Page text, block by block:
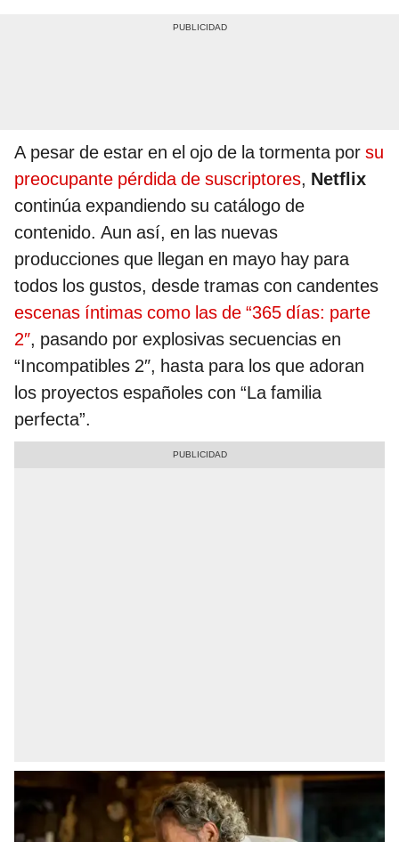
A pesar de estar en el ojo de la tormenta por su
preocupante pérdida de suscriptores, Netflix
continúa expandiendo su catálogo de
contenido. Aun así, en las nuevas
producciones que llegan en mayo hay para
todos los gustos, desde tramas con candentes
escenas íntimas como las de “365 días: parte
2″, pasando por explosivas secuencias en
“Incompatibles 2″, hasta para los que adoran
los proyectos españoles con “La familia
perfecta”.